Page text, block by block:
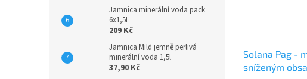
Jamnica minerální voda pack
6x1,5l
209 Kč
Jamnica Mild jemně perlivá
minerální voda 1,5l
37,90 Kč
Solana Pag -
sníženým